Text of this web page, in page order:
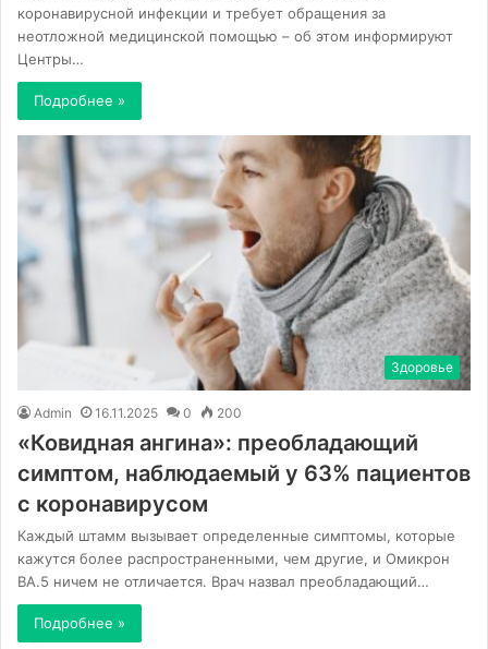
коронавирусной инфекции и требует обращения за
неотложной медицинской помощью – об этом информируют
Центры…
Подробнее »
Здоровье
Admin 16.11.2025 0 200
«Ковидная ангина»: преобладающий
симптом, наблюдаемый у 63% пациентов
с коронавирусом
Каждый штамм вызывает определенные симптомы, которые
кажутся более распространенными, чем другие, и Омикрон
BA.5 ничем не отличается. Врач назвал преобладающий…
Подробнее »